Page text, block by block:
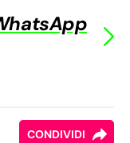
CONDIVIDI